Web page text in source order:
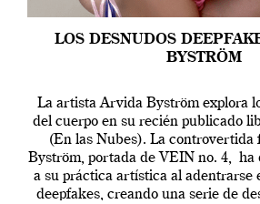
LOS DESNUDOS
BYSTRÖM
La artista Arvida Byström explora
del cuerpo en su recién publicado
(En las Nubes). La controvertida
Byström, portada de VEIN no. 4, ha
a su práctica artística al adentrarse
deepfakes, creando una serie de